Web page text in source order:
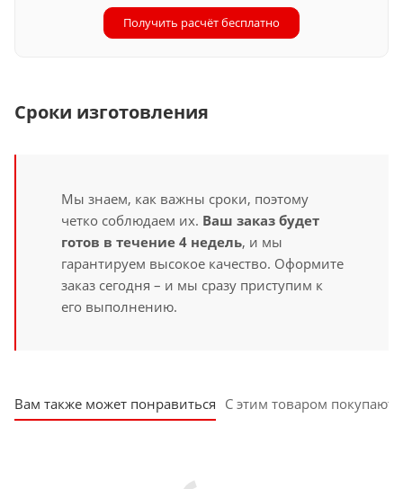
Получить расчёт бесплатно
Сроки изготовления
Мы знаем, как важны сроки, поэтому
четко соблюдаем их. Ваш заказ будет
готов в течение 4 недель, и мы
гарантируем высокое качество. Оформите
заказ сегодня – и мы сразу приступим к
его выполнению.
Вам также может понравиться С этим товаром покупают